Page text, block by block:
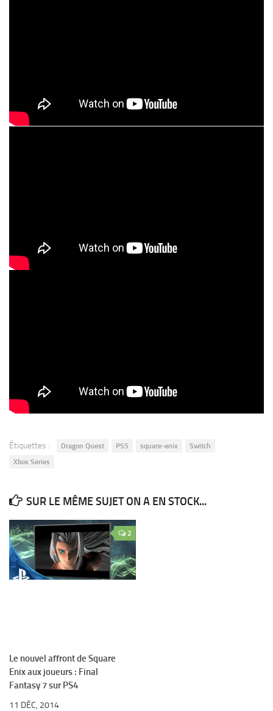
Étiquettes : Dragon Quest PS5 square-enix
Switch
Xbox Series
SUR LE MÊME SUJET ON A EN STOCK...
2
Le nouvel affront de Square
Enix aux joueurs : Final
Fantasy 7 sur PS4
11 DÉC, 2014